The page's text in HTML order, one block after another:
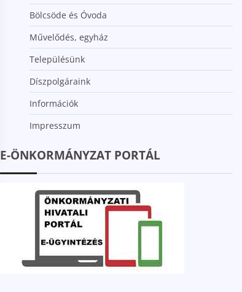
Bölcsöde és Óvoda
Művelődés, egyház
Településünk
Díszpolgáraink
Információk
Impresszum
E-ÖNKORMÁNYZAT PORTÁL